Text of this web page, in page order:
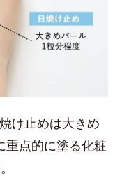
け止めは大きめ
重点的に塗る化粧